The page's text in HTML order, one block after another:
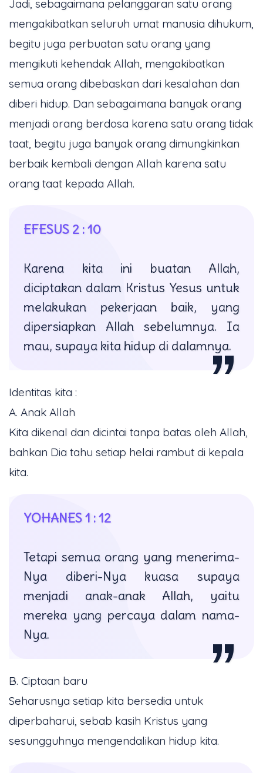
Jadi, sebagaimana pelanggaran satu orang
mengakibatkan seluruh umat manusia dihukum,
begitu juga perbuatan satu orang yang
mengikuti kehendak Allah, mengakibatkan
semua orang dibebaskan dari kesalahan dan
diberi hidup. Dan sebagaimana banyak orang
menjadi orang berdosa karena satu orang tidak
taat, begitu juga banyak orang dimungkinkan
berbaik kembali dengan Allah karena satu
orang taat kepada Allah.
EFESUS 2 : 10
Karena kita ini buatan Allah,
diciptakan dalam Kristus Yesus untuk
melakukan pekerjaan baik, yang
dipersiapkan Allah sebelumnya. Ia
mau, supaya kita hidup di dalamnya.
Identitas kita :
A. Anak Allah
Kita dikenal dan dicintai tanpa batas oleh Allah,
bahkan Dia tahu setiap helai rambut di kepala
kita.
YOHANES 1 : 12
Tetapi semua orang yang menerima-
Nya diberi-Nya kuasa supaya
menjadi anak-anak Allah, yaitu
mereka yang percaya dalam nama-
Nya.
B. Ciptaan baru
Seharusnya setiap kita bersedia untuk
diperbaharui, sebab kasih Kristus yang
sesungguhnya mengendalikan hidup kita.